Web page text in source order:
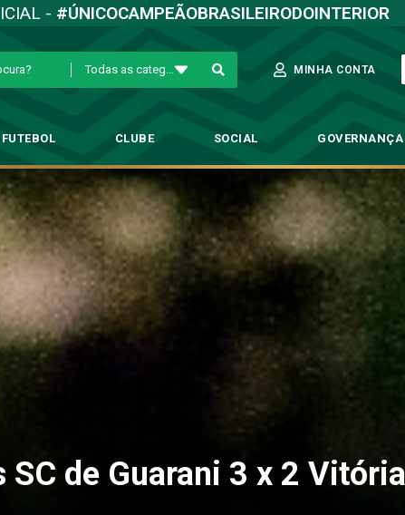
- #ÚNICOCAMPEÃOBRASILEIRODOINTERIOR
MINHA CONTA
FUTEBOL CLUBE SOCIAL GOVERNANÇA
SC de Guarani 3 x 2 Vitória
→ Sócio Campeão → Fotos SC de Guarani 3 x 2 Vitória
SC de Guarani 3 x 2 Vitória